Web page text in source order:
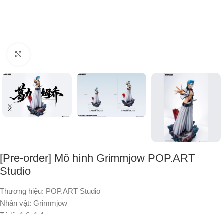
[Pre-order] Mô hình Grimmjow POP.ART
Studio
Thương hiệu: POP.ART Studio
Nhân vật: Grimmjow